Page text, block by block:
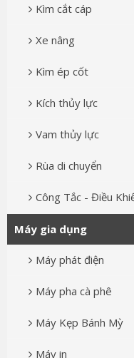
Kìm cắt cáp
Xe nâng
Kìm ép cốt
Kích thủy lực
Vam thủy lực
Rùa di chuyển
Công Tắc - Điều
Máy gia dụng
Máy phát điện
Máy pha cà phê
Máy Kẹp Bánh Mỳ
Máy in